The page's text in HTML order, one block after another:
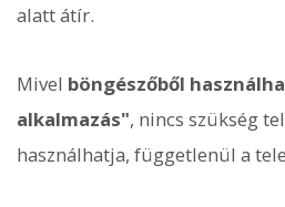
alatt átír.
Mivel böngészőből
alkalmazás", nincs szükség
használhatja, függetlenül a